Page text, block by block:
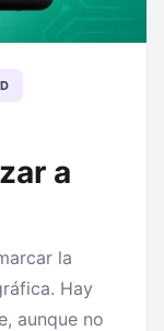
a
la
Hay
aunque no